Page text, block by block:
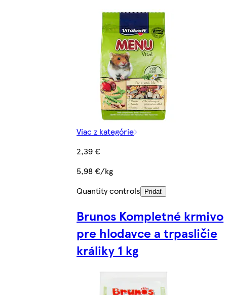
Viac z kategórie
2,39 €
5,98 €/kg
Quantity controls
Pridať
Brunos Kompletné krmivo
pre hlodavce a trpasličie
králiky 1 kg